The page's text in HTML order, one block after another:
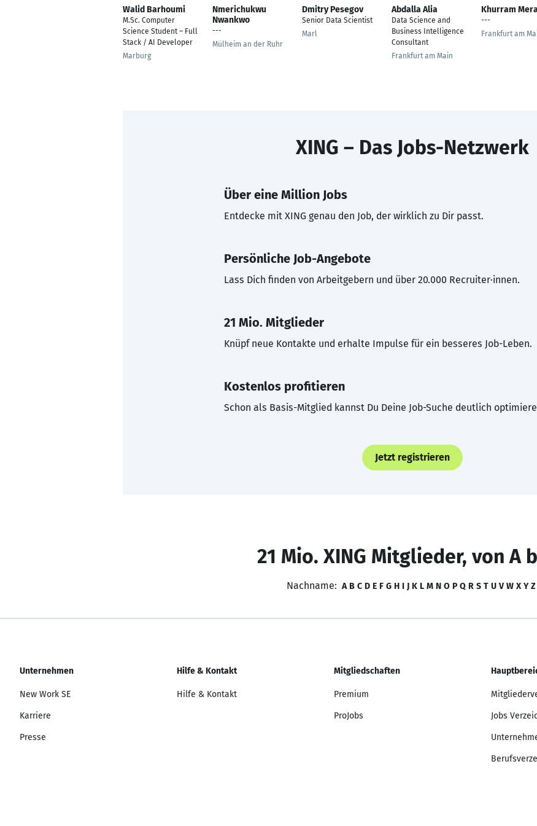
Walid Barhoumi
M.Sc. Computer
Science Student – Full
Stack / AI Developer
Marburg
Nmerichukwu
Nwankwo
---
Mülheim an der Ruhr
Dmitry Pesegov
Senior Data Scientist
Marl
Abdalla Alia
Data Science and
Business Intelligence
Consultant
Frankfurt am Main
Khurram
---
Frankfurt am
XING – Das Jobs-Netzwerk
Über eine Million Jobs
Entdecke mit XING genau den Job, der wirklich zu Dir passt.
Persönliche Job-Angebote
Lass Dich finden von Arbeitgebern und über 20.000 Recruiter·innen.
21 Mio. Mitglieder
Knüpf neue Kontakte und erhalte Impulse für ein besseres Job-Leben.
Kostenlos profitieren
Schon als Basis-Mitglied kannst Du Deine Job-Suche deutlich
Jetzt registrieren
21 Mio. XING Mitglieder, von A
Nachname: A B C D E F G H I J K L M N O P Q R S T U V W X Y Z
Unternehmen
New Work SE
Karriere
Presse
Hilfe & Kontakt
Hilfe & Kontakt
Mitgliedschaften
Premium
ProJobs Jobs